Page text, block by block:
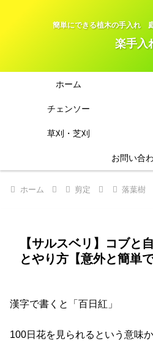
簡単にできる植木の手入れ
楽手入
ホーム
チェンソー
草刈・芝刈
お問い合
ホーム 剪定 落葉樹
【サルスベリ】コブ
とやり方【意外と簡単で
漢字で書くと「百日紅」
100日花を見られるという意味